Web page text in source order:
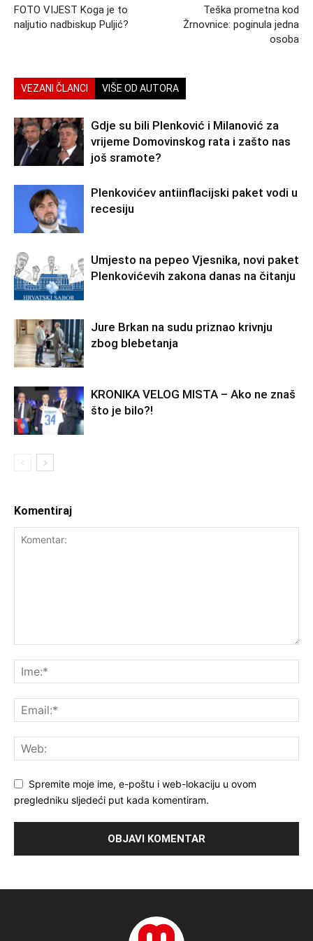
FOTO VIJEST Koga je to
naljutio nadbiskup Puljić?
Teška prometna kod
Žrnovnice: poginula jedna
osoba
VEZANI ČLANCI VIŠE OD AUTORA
Gdje su bili Plenković i Milanović za
vrijeme Domovinskog rata i zašto nas
još sramote?
Plenkovićev antiinflacijski paket vodi u
recesiju
Umjesto na pepeo Vjesnika, novi paket
Plenkovićevih zakona danas na čitanju
Jure Brkan na sudu priznao krivnju
zbog blebetanja
KRONIKA VELOG MISTA – Ako ne znaš
što je bilo?!
Komentiraj
Spremite moje ime, e-poštu i web-lokaciju u ovom
pregledniku sljedeći put kada komentiram.